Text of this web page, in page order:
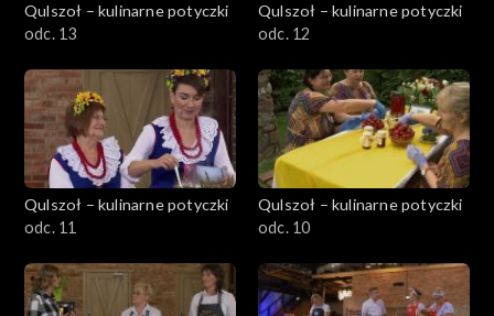
Qulszoł – kulinarne potyczki
odc. 13
Qulszoł – kulinarne potyczki
odc. 12
Qulszoł – kulinarne potyczki
odc. 11
Qulszoł – kulinarne potyczki
odc. 10